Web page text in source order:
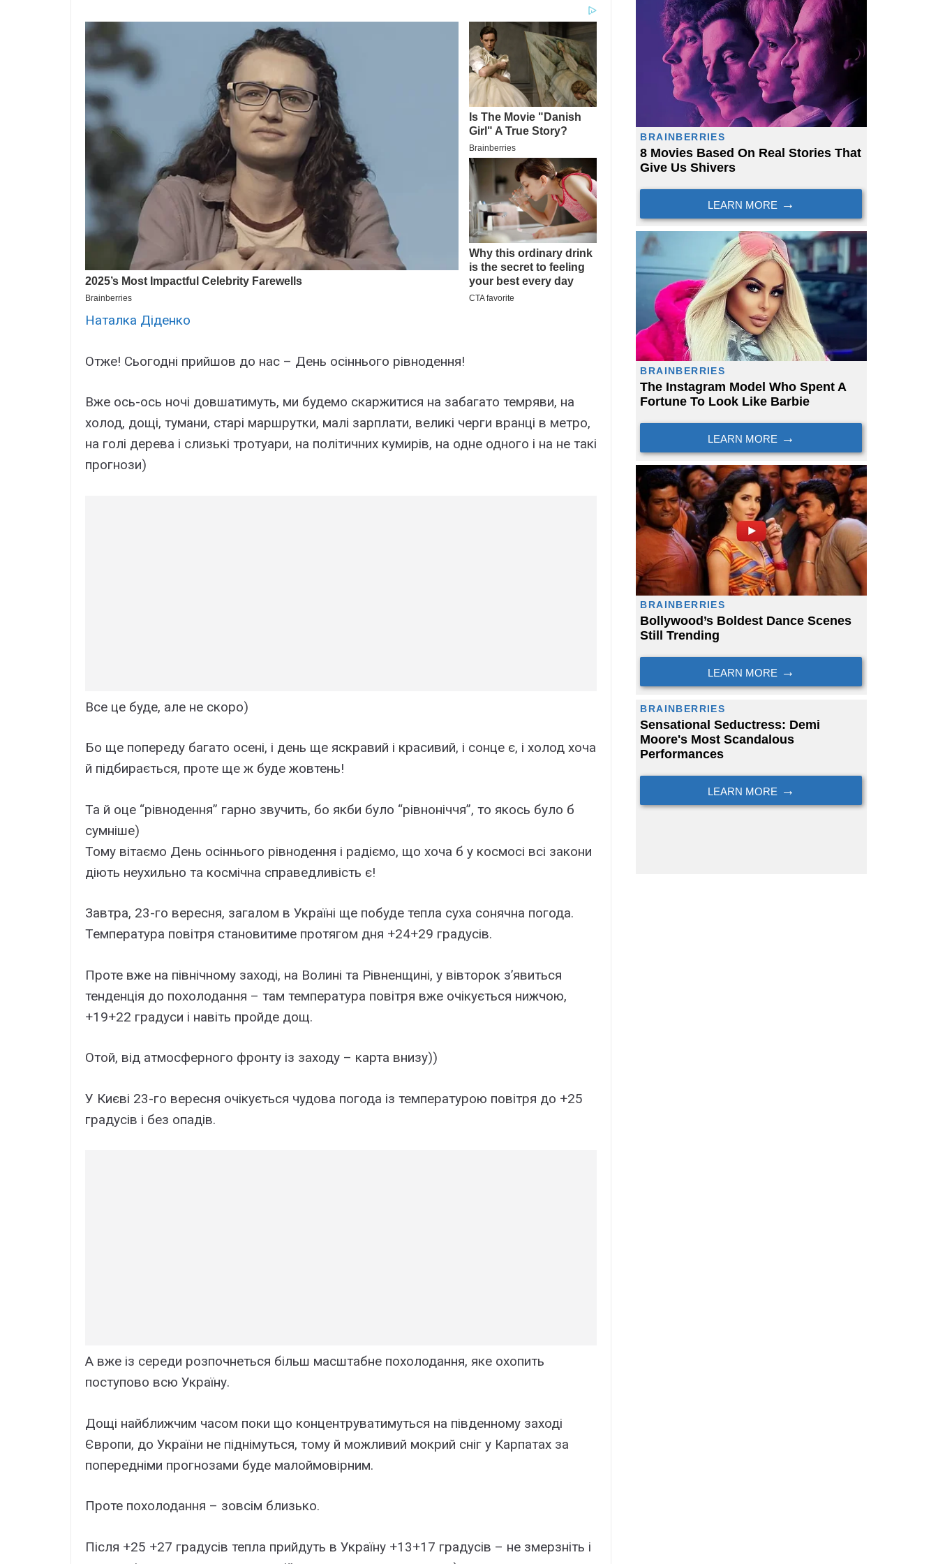
Наталка Діденко
Отже! Сьогодні прийшов до нас – День осіннього рівнодення!
Вже ось-ось ночі довшатимуть, ми будемо скаржитися на забагато темряви, на
холод, дощі, тумани, старі маршрутки, малі зарплати, великі черги вранці в метро,
на голі дерева і слизькі тротуари, на політичних кумирів, на одне одного і на не такі
прогнози)
Все це буде, але не скоро)
Бо ще попереду багато осені, і день ще яскравий і красивий, і сонце є, і холод хоча
й підбирається, проте ще ж буде жовтень!
Та й оце “рівнодення” гарно звучить, бо якби було “рівноніччя”, то якось було б
сумніше)
Тому вітаємо День осіннього рівнодення і радіємо, що хоча б у космосі всі закони
діють неухильно та космічна справедливість є!
Завтра, 23-го вересня, загалом в Україні ще побуде тепла суха сонячна погода.
Температура повітря становитиме протягом дня +24+29 градусів.
Проте вже на північному заході, на Волині та Рівненщині, у вівторок з’явиться
тенденція до похолодання – там температура повітря вже очікується нижчою,
+19+22 градуси і навіть пройде дощ.
Отой, від атмосферного фронту із заходу – карта внизу))
У Києві 23-го вересня очікується чудова погода із температурою повітря до +25
градусів і без опадів.
А вже із середи розпочнеться більш масштабне похолодання, яке охопить
поступово всю Україну.
Дощі найближчим часом поки що концентруватимуться на південному заході
Європи, до України не піднімуться, тому й можливий мокрий сніг у Карпатах за
попередніми прогнозами буде малоймовірним.
Проте похолодання – зовсім близько.
Після +25 +27 градусів тепла прийдуть в Україну +13+17 градусів – не змерзніть і